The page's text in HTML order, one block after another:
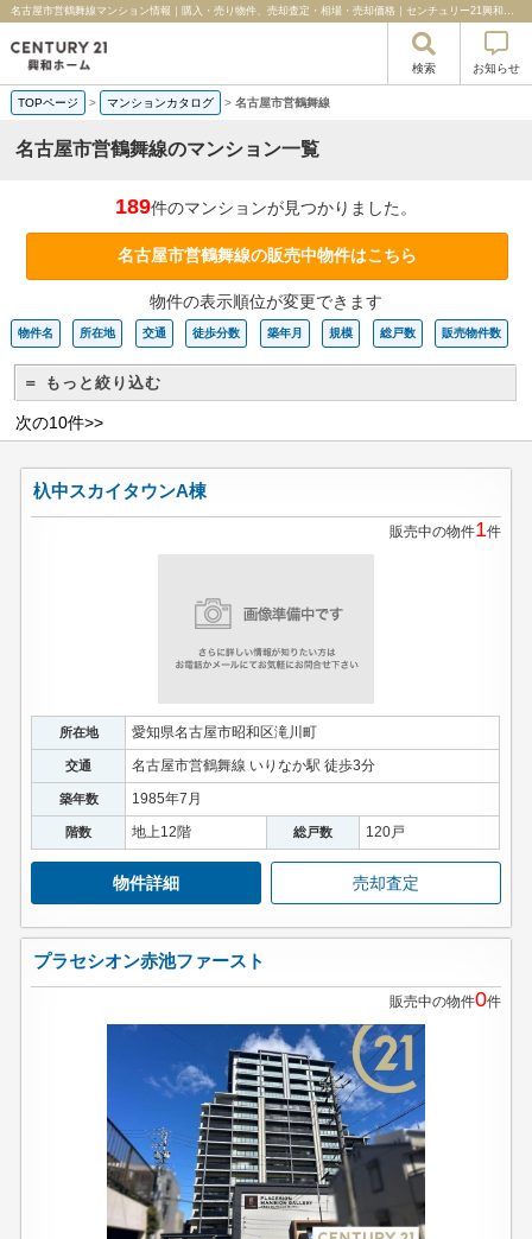
名古屋市営鶴舞線マンション情報｜購入・売り物件、売却査定・相場・売却価格｜センチュリー21興和ホーム
検索 お知らせ
TOPページ > マンションカタログ > 名古屋市営鶴舞線
名古屋市営鶴舞線のマンション一覧
189件のマンションが見つかりました。
名古屋市営鶴舞線の販売中物件はこちら
物件の表示順位が変更できます
物件名 所在地 交通 徒歩分数 築年月 規模 総戸数 販売物件数
＝ もっと絞り込む
次の10件>>
杁中スカイタウンA棟
販売中の物件1件
所在地 愛知県名古屋市昭和区滝川町
交通 名古屋市営鶴舞線 いりなか駅 徒歩3分
築年数 1985年7月
階数 地上12階 総戸数 120戸
物件詳細 売却査定
プラセシオン赤池ファースト
販売中の物件0件